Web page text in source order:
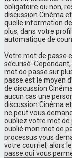
obligatoire ou non,
discussion Cinéma
quelle information
plus, dans votre
automatique de
Votre mot de passe
sécurisé.
mot de passe sur
passe est le moyen
de discussion
aucun cas une
discussion Cinéma
ne peut vous
oubliez votre mot de
oublié mon mot de
processus vous
votre courriel, alors
passe qui vous